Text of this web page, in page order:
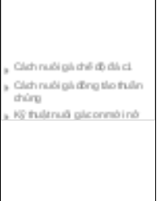
Cách nuôi gà đông tảo thuần
chủng
Kỹ thuật nuôi gà con mới nở
Hướng dẫn nuôi gà đá